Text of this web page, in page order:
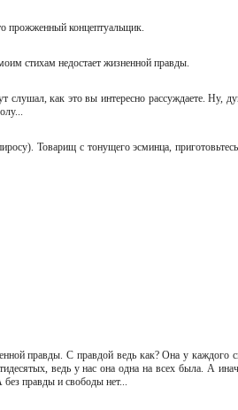
прожженный концептуальщик.
стихам недостает жизненной правды.
как это вы интересно рассуждаете. Ну,
Товарищ с тонущего эсминца,
правды. С правдой ведь как? Она у каждого
ведь у нас она одна на всех была. А
правды и свободы нет...